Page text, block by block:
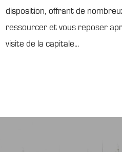
disposition, offrant de
ressourcer et vous reposer
visite de la capitale...